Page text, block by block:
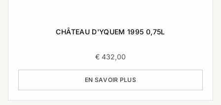
CHÂTEAU D'YQUEM 1995 0,75L
€ 432,00
EN SAVOIR PLUS